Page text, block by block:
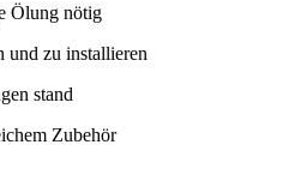
Ölung nötig
und zu installieren
stand
Zubehör